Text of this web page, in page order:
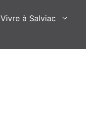
Vivre à Salviac